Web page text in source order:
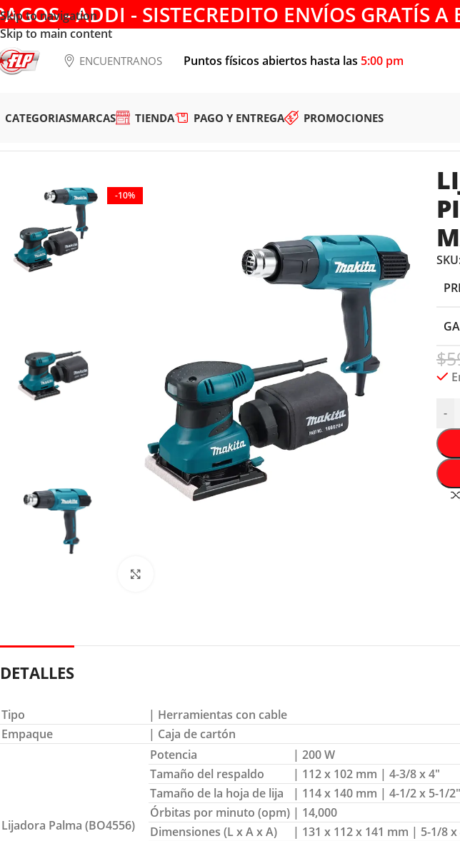
Skip to navigation
Skip to main content
- ADDI - SISTECREDITO ENVÍOS GRATÍS
ENCUENTRANOS Puntos físicos abiertos hasta las 5:00 pm
CATEGORIASMARCAS TIENDA PAGO Y ENTREGA PROMOCIONES
-10%
$
-
DETALLES
Tipo
| Herramientas con cable
Empaque
| Caja de cartón
Lijadora Palma (BO4556)
Potencia
| 200 W
Tamaño del respaldo
| 112 x 102 mm | 4-3/8 x 4″
Tamaño de la hoja de lija
| 114 x 140 mm | 4-1/2 x 5-1/2″
Órbitas por minuto (opm) | 14,000
Dimensiones (L x A x A)
| 131 x 112 x 141 mm | 5-1/8 x